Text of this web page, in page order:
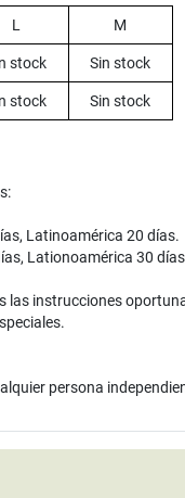
L M
stock Sin stock
stock Sin stock
Latinoamérica 20 días.
Lationoamérica 30
las instrucciones
persona